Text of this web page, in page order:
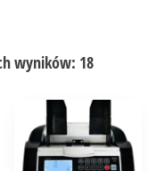
wyników: 18